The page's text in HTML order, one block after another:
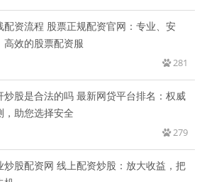
配资流程 股票正规配资官网：专业、安
高效的股票配资服
281
炒股是合法的吗 最新网贷平台排名：权威
，助您选择安全
279
炒股配资网 线上配资炒股：放大收益，把